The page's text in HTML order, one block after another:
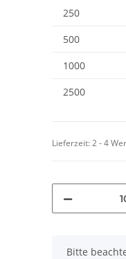
250
500
1000
2500
Lieferzeit:2 - 4
x
Bitte